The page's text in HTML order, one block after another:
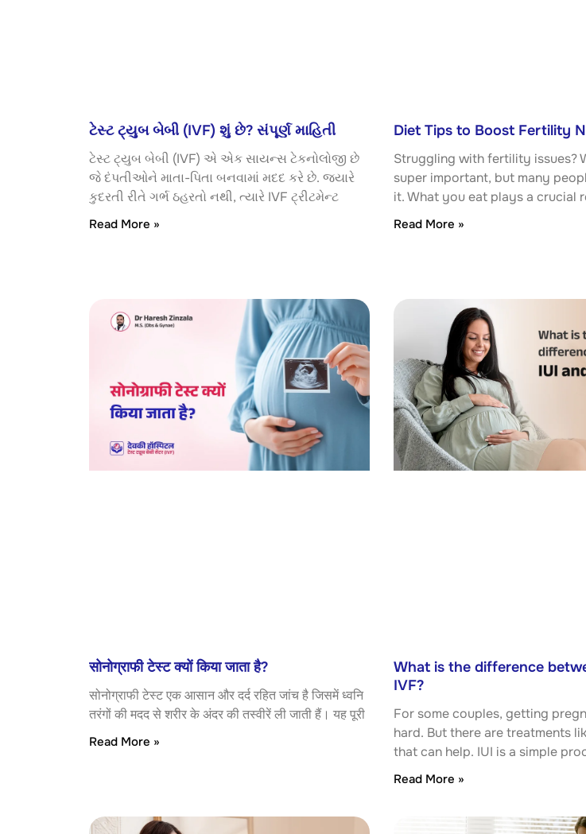
ટેસ્ટ ટ્યુબ બેબી (IVF) શું છે? સંપૂર્ણ માહિતી
ટેસ્ટ ટ્યુબ બેબી (IVF) એ એક સાયન્સ ટેકનોલોજી છે
જે દંપતીઓને માતા-પિતા બનવામાં મદદ કરે છે. જ્યારે
કુદરતી રીતે ગર્ભ ઠહરતો નથી, ત્યારે IVF ટ્રીટમેન્ટ
Read More »
Diet Tips to Boost Fertility
Struggling with fertility issues?
super important, but many
it. What you eat plays a crucial
Read More »
सोनोग्राफी टेस्ट क्यों किया जाता है?
सोनोग्राफी टेस्ट एक आसान और दर्द रहित जांच है जिसमें ध्वनि
तरंगों की मदद से शरीर के अंदर की तस्वीरें ली जाती हैं। यह पूरी
Read More »
What is the difference
IVF?
For some couples, getting
hard. But there are treatments
that can help. IUI is a simple
Read More »